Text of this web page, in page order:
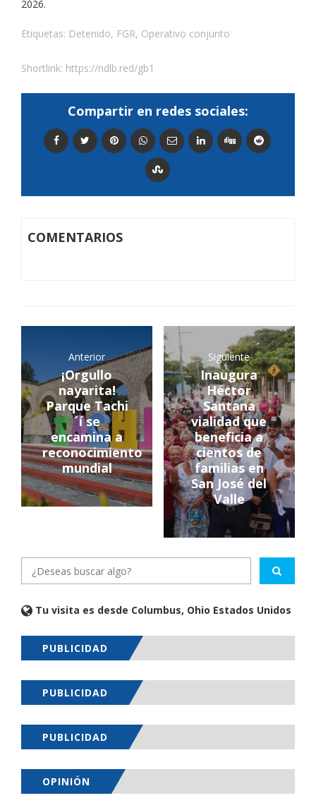
2026.
Etiquetas: Detenido, FGR, Operativo conjunto
Shortlink: https://ndlb.red/gb1
Compartir en redes sociales:
COMENTARIOS
Anterior
¡Orgullo
nayarita!
Parque Tachi
´í se
encamina a
reconocimiento
mundial
Siguiente
Inaugura
Héctor
Santana
vialidad que
beneficia a
cientos de
familias en
San José del
Valle
Tu visita es desde Columbus, Ohio Estados Unidos
PUBLICIDAD
PUBLICIDAD
PUBLICIDAD
OPINIÓN